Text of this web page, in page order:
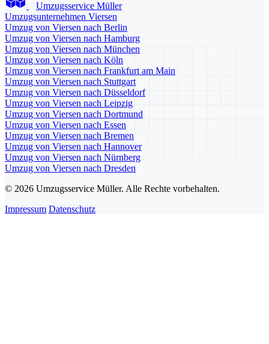
Umzugsservice Müller
Umzugsunternehmen Viersen
Umzug von Viersen nach Berlin
Umzug von Viersen nach Hamburg
Umzug von Viersen nach München
Umzug von Viersen nach Köln
Umzug von Viersen nach Frankfurt am Main
Umzug von Viersen nach Stuttgart
Umzug von Viersen nach Düsseldorf
Umzug von Viersen nach Leipzig
Umzug von Viersen nach Dortmund
Umzug von Viersen nach Essen
Umzug von Viersen nach Bremen
Umzug von Viersen nach Hannover
Umzug von Viersen nach Nürnberg
Umzug von Viersen nach Dresden
© 2026 Umzugsservice Müller. Alle Rechte vorbehalten.
Impressum Datenschutz